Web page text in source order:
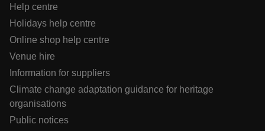
Help centre
Holidays help centre
Online shop help centre
Venue hire
Information for suppliers
Climate change adaptation guidance for heritage
organisations
Public notices